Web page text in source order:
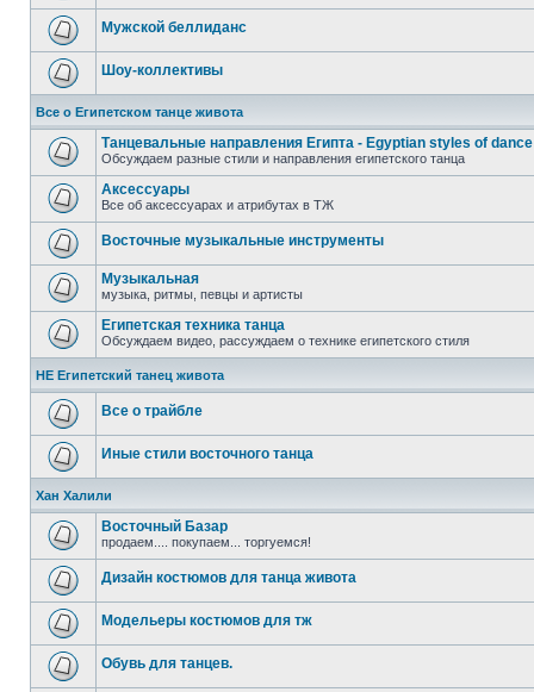
Мужской беллиданс
Шоу-коллективы
Все о Египетском танце живота
Танцевальные направления Египта - Egyptian styles of dance
Обсуждаем разные стили и направления египетского танца
Аксессуары
Все об аксессуарах и атрибутах в ТЖ
Восточные музыкальные инструменты
Музыкальная
музыка, ритмы, певцы и артисты
Египетская техника танца
Обсуждаем видео, рассуждаем о технике египетского стиля
НЕ Египетский танец живота
Все о трайбле
Иные стили восточного танца
Хан Халили
Восточный Базар
продаем.... покупаем... торгуемся!
Дизайн костюмов для танца живота
Модельеры костюмов для тж
Обувь для танцев.